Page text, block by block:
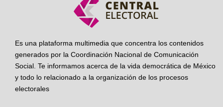
Es una plataforma multimedia que concentra los contenidos
generados por la Coordinación Nacional de Comunicación
Social. Te informamos acerca de la vida democrática de México
y todo lo relacionado a la organización de los procesos
electorales